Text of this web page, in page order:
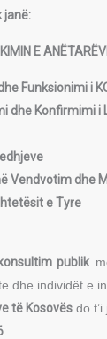
janë:
E
Funksionimi i
dhe Konfirmimi i
Vendvotim dhe
e Tyre
konsultim publik
dhe individët e
të Kosovës do